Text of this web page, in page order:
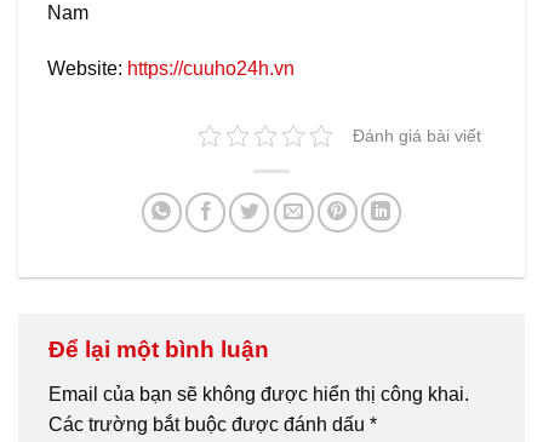
Nam
Website: https://cuuho24h.vn
Đánh giá bài viết
Để lại một bình luận
Email của bạn sẽ không được hiển thị công khai.
Các trường bắt buộc được đánh dấu *